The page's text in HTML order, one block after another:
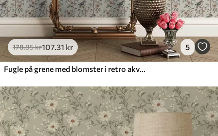
178.85kr107.31 kr 5
Fugle på grene med blomster i retro akvarel-stil